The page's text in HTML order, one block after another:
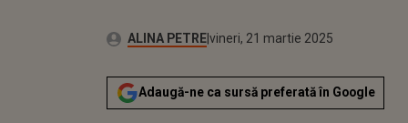
Autor:ALINA PETREPublicat:
joi, 21 martie 2024
Actualizat:
vineri, 21 martie 2025
Adaugă-ne ca sursă preferată în Google